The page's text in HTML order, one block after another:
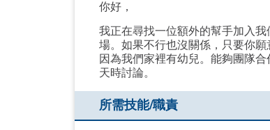
你好，
我正在尋找一位額外的幫手加入
場。如果不行也沒關係，只要你
因為我們家裡有幼兒。能夠團隊
天時討論。
所需技能/職責